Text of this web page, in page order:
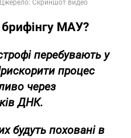
МАУ?
перебувають у
процес
через
ДНК.
будуть поховані в